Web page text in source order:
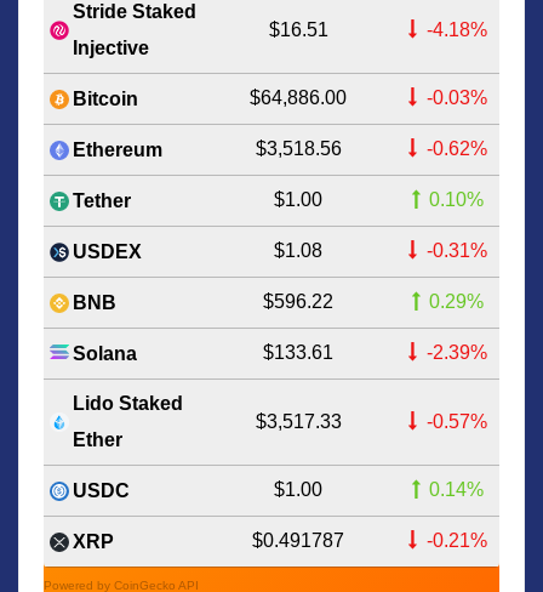
Stride Staked
Injective
$16.51 -4.18%
Bitcoin $64,886.00 -0.03%
Ethereum $3,518.56 -0.62%
Tether $1.00 0.10%
USDEX $1.08 -0.31%
BNB $596.22 0.29%
Solana $133.61 -2.39%
Lido Staked
Ether
$3,517.33 -0.57%
USDC $1.00 0.14%
XRP $0.491787 -0.21%
Powered by CoinGecko API